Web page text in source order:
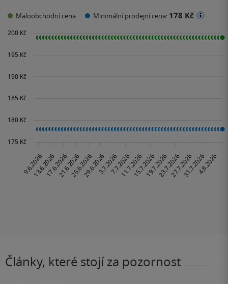
Maloobchodní cena Minimální prodejní cena: 178 Kč
Články, které stojí za pozornost